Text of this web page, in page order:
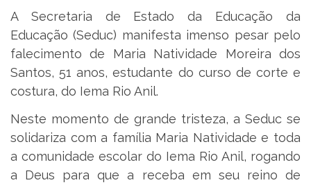
A Secretaria de Estado da Educação da
Educação (Seduc) manifesta imenso pesar pelo
falecimento de Maria Natividade Moreira dos
Santos, 51 anos, estudante do curso de corte e
costura, do Iema Rio Anil.
Neste momento de grande tristeza, a Seduc se
solidariza com a família Maria Natividade e toda
a comunidade escolar do Iema Rio Anil, rogando
a Deus para que a receba em seu reino de